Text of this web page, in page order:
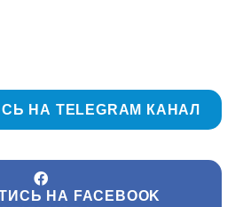
НА TELEGRAM КАНАЛ
НА FACEBOOK